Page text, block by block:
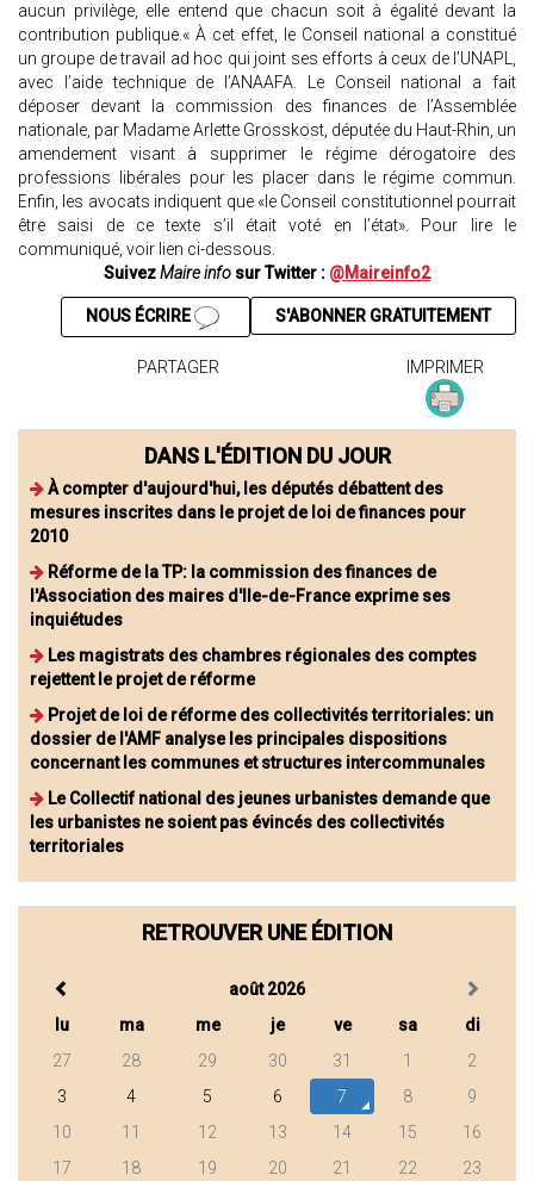
aucun privilège, elle entend que chacun soit à égalité devant la
contribution publique.« À cet effet, le Conseil national a constitué
un groupe de travail ad hoc qui joint ses efforts à ceux de l’UNAPL,
avec l’aide technique de l’ANAAFA. Le Conseil national a fait
déposer devant la commission des finances de l’Assemblée
nationale, par Madame Arlette Grosskost, députée du Haut-Rhin, un
amendement visant à supprimer le régime dérogatoire des
professions libérales pour les placer dans le régime commun.
Enfin, les avocats indiquent que «le Conseil constitutionnel pourrait
être saisi de ce texte s’il était voté en l’état». Pour lire le
communiqué, voir lien ci-dessous.
SuivezMaire info sur Twitter : @Maireinfo2
S'ABONNER GRATUITEMENT
NOUS ÉCRIRE
PARTAGER IMPRIMER
DANS L'ÉDITION DU JOUR
À compter d'aujourd'hui, les députés débattent des
mesures inscrites dans le projet de loi de finances pour
2010
Réforme de la TP: la commission des finances de
l'Association des maires d'Ile-de-France exprime ses
inquiétudes
Les magistrats des chambres régionales des comptes
rejettent le projet de réforme
Projet de loi de réforme des collectivités territoriales: un
dossier de l'AMF analyse les principales dispositions
concernant les communes et structures intercommunales
Le Collectif national des jeunes urbanistes demande que
les urbanistes ne soient pas évincés des collectivités
territoriales
RETROUVER UNE ÉDITION
août 2026
lu
ma me je ve sa
di
27
28 29 30 31 1
2
3
4 5 6 7 8
9
10
11 12 13 14 15
16
17
18 19 20 21 22 23